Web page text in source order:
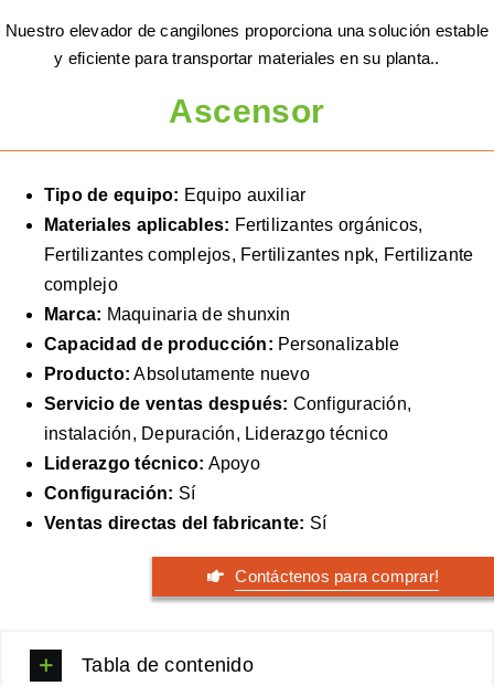
Solución llave en mano
Sobre nosotros
Conexión
Nuestro elevador de cangilones proporciona una solución estable
y eficiente para transportar materiales en su planta..
Ascensor
Tipo de equipo: Equipo auxiliar
Materiales aplicables: Fertilizantes orgánicos,
Fertilizantes complejos, Fertilizantes npk, Fertilizante
complejo
Marca: Maquinaria de shunxin
Capacidad de producción: Personalizable
Producto: Absolutamente nuevo
Servicio de ventas después: Configuración,
instalación, Depuración, Liderazgo técnico
Liderazgo técnico: Apoyo
Configuración: Sí
Ventas directas del fabricante: Sí
Contáctenos para comprar!
Tabla de contenido